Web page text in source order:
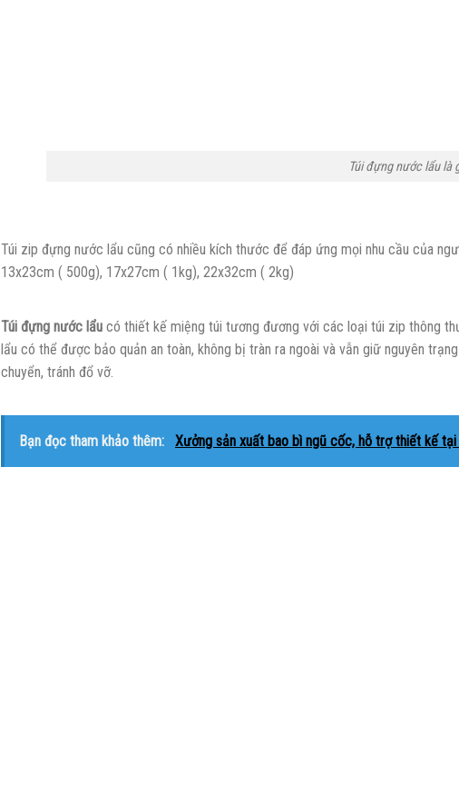
Túi đựng nước lẩu là
Túi zip đựng nước lẩu cũng có nhiều kích thước để đáp ứng mọi nhu cầu của
13x23cm ( 500g), 17x27cm ( 1kg), 22x32cm ( 2kg)
Túi đựng nước lẩu có thiết kế miệng túi tương đương với các loại túi zip thông
lẩu có thể được bảo quản an toàn, không bị tràn ra ngoài và vẫn giữ nguyên
chuyển, tránh đổ vỡ.
Bạn đọc tham khảo thêm: Xưởng sản xuất bao bì ngũ cốc, hỗ trợ thiết kế tại